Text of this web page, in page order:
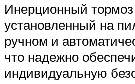
Инерционный
установленный на
ручном и
что надежно
индивидуальную